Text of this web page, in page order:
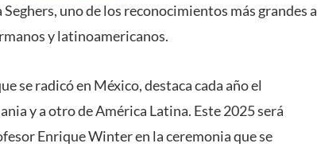
uno de los reconocimientos más grandes a
y latinoamericanos.
se radicó en México, destaca cada año el
y a otro de América Latina. Este 2025 será
Enrique Winter en la ceremonia que se